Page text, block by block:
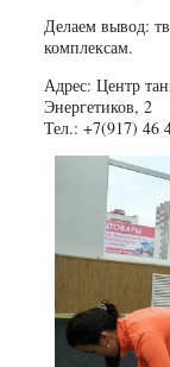
Делаем вывод:
комплексам.
Адрес: Центр
Энергетиков, 2
Тел.: +7(917) 46